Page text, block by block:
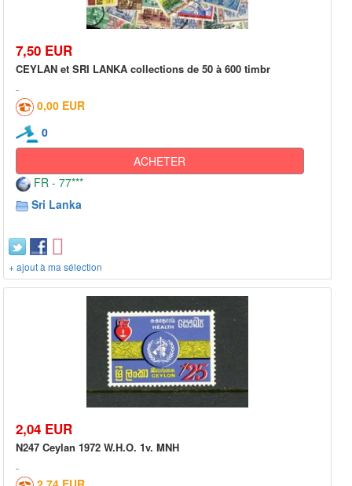
7,50 EUR
CEYLAN et SRI LANKA collections de 50 à 600 timbr
0,00 EUR
0
ACHETER
FR - 77***
Sri Lanka
+ ajout à ma sélection
2,04 EUR
N247 Ceylan 1972 W.H.O. 1v. MNH